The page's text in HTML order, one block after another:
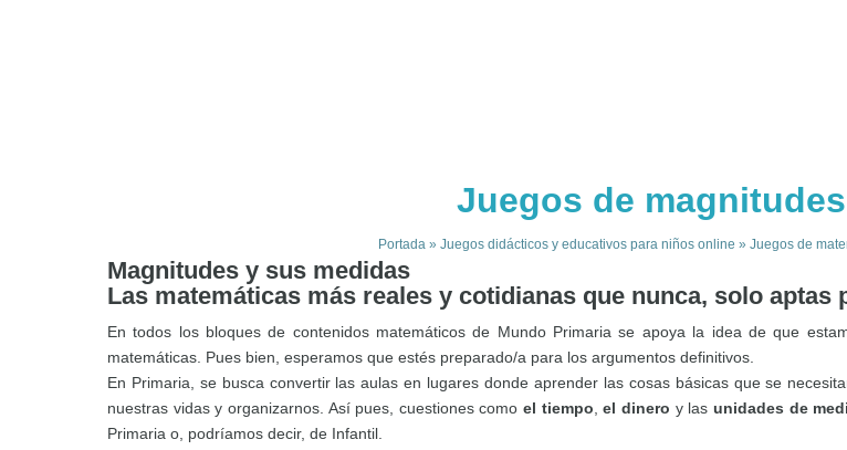
Juegos de
Portada» Juegos didácticos y educativos para niños online » Juegos de
Magnitudes y sus medidas
Las matemáticas más reales y cotidianas que nunca, solo aptas
En todos los bloques de contenidos matemáticos de Mundo Primaria se apoya la idea de que
matemáticas. Pues bien, esperamos que estés preparado/a para los argumentos definitivos.
En Primaria, se busca convertir las aulas en lugares donde aprender las cosas básicas que se
nuestras vidas y organizarnos. Así pues, cuestiones comoel tiempo ,el dinero y las unidades de
Primaria o, podríamos decir, de Infantil.